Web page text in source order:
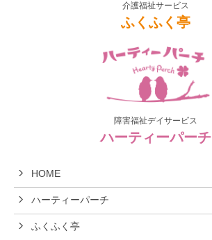
介護福祉サービス
ふくふく亭
障害福祉デイサービス
ハーティーパーチ
HOME
ハーティーパーチ
ふくふく亭